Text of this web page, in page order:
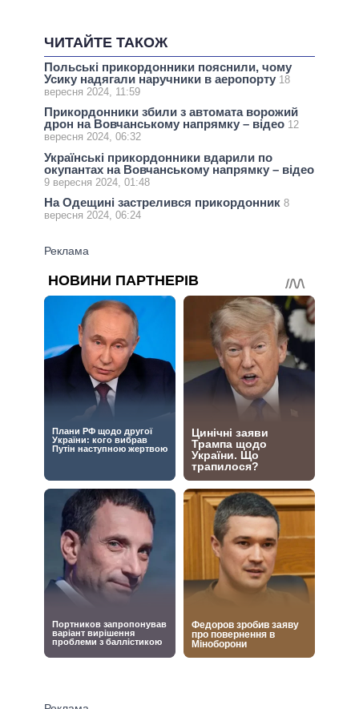
ЧИТАЙТЕ ТАКОЖ
Польські прикордонники пояснили, чому
Усику надягали наручники в аеропорту 18
вересня 2024, 11:59
Прикордонники збили з автомата ворожий
дрон на Вовчанському напрямку – відео 12
вересня 2024, 06:32
Українські прикордонники вдарили по
окупантах на Вовчанському напрямку – відео
9 вересня 2024, 01:48
На Одещині застрелився прикордонник 8
вересня 2024, 06:24